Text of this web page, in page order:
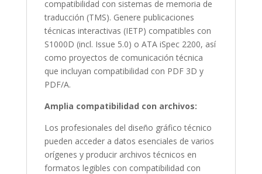
compatibilidad con sistemas de memoria de
traducción (TMS). Genere publicaciones
técnicas interactivas (IETP) compatibles con
S1000D (incl. Issue 5.0) o ATA iSpec 2200, así
como proyectos de comunicación técnica
que incluyan compatibilidad con PDF 3D y
PDF/A.
Amplia compatibilidad con archivos:
Los profesionales del diseño gráfico técnico
pueden acceder a datos esenciales de varios
orígenes y producir archivos técnicos en
formatos legibles con compatibilidad con